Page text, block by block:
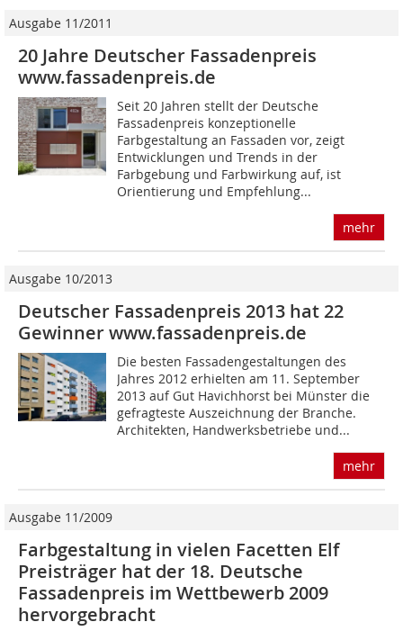
Ausgabe 11/2011
20 Jahre Deutscher Fassadenpreis
www.fassadenpreis.de
Seit 20 Jahren stellt der Deutsche
Fassadenpreis konzeptionelle
Farbgestaltung an Fassaden vor, zeigt
Entwicklungen und Trends in der
Farbgebung und Farbwirkung auf, ist
Orientierung und Empfehlung...
mehr
Ausgabe 10/2013
Deutscher Fassadenpreis 2013 hat 22
Gewinner www.fassadenpreis.de
Die besten Fassadengestaltungen des
Jahres 2012 erhielten am 11. September
2013 auf Gut Havichhorst bei Münster die
gefragteste Auszeichnung der Branche.
Architekten, Hand­werksbetriebe und...
mehr
Ausgabe 11/2009
Farbgestaltung in vielen Facetten Elf
Preisträger hat der 18. Deutsche
Fassadenpreis im Wettbewerb 2009
hervorgebracht